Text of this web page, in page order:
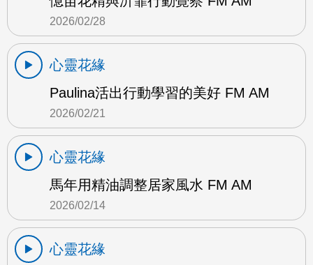
2026/02/28
心靈花緣
Paulina活出行動學習的美好 FM AM
2026/02/21
心靈花緣
馬年用精油調整居家風水 FM AM
2026/02/14
心靈花緣